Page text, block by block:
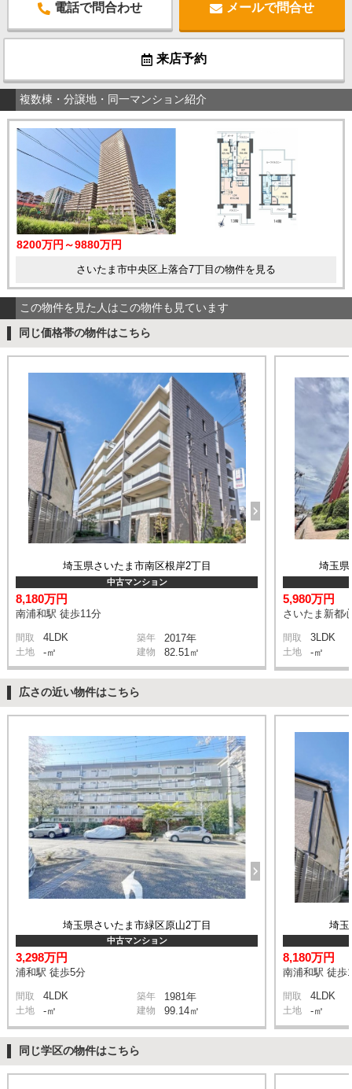
電話で問合わせ メールで問合せ
来店予約
複数棟・分譲地・同一マンション紹介
8200万円～9880万円
さいたま市中央区上落合7丁目の物件を見る
この物件を見た人はこの物件も見ています
同じ価格帯の物件はこちら
埼玉県さいたま市南区根岸2丁目
中古マンション
8,180万円
南浦和駅 徒歩11分
間取 4LDK 築年 2017年
土地 -㎡ 建物 82.51㎡
埼玉県
5,980万円
さいたま新都
間取 3LDK
土地 -㎡
広さの近い物件はこちら
埼玉県さいたま市緑区原山2丁目
中古マンション
3,298万円
浦和駅 徒歩5分
間取 4LDK 築年 1981年
土地 -㎡ 建物 99.14㎡
埼玉
8,180万円
南浦和駅 徒歩
間取 4LDK
土地 -㎡
同じ学区の物件はこちら